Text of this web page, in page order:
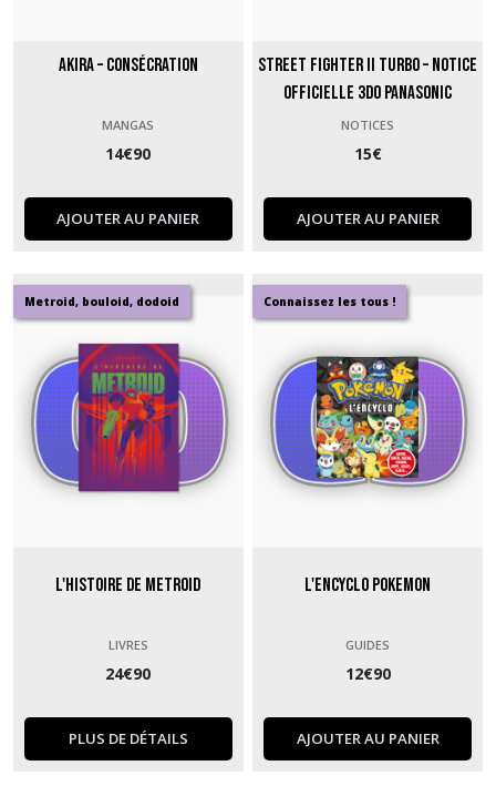
Akira – Consécration
MANGAS
14€90
AJOUTER AU PANIER
Street Fighter II Turbo – Notice
officielle 3DO Panasonic
NOTICES
15€
AJOUTER AU PANIER
Metroid, bouloid, dodoid
L'Histoire de Metroid
LIVRES
24€90
PLUS DE DÉTAILS
Connaissez les tous !
L'encyclo Pokemon
GUIDES
12€90
AJOUTER AU PANIER